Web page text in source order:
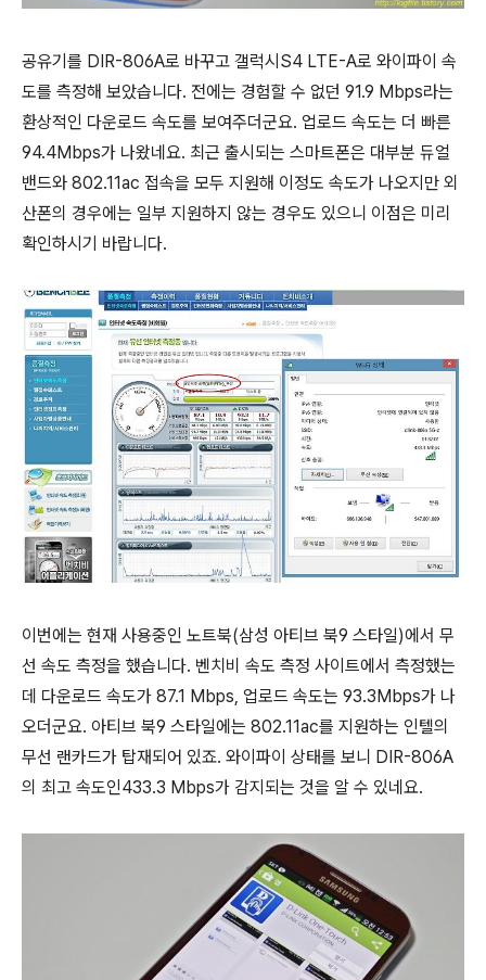
공유기를 DIR-806A로 바꾸고 갤럭시S4 LTE-A로 와이파이 속
도를 측정해 보았습니다. 전에는 경험할 수 없던 91.9 Mbps라는
환상적인 다운로드 속도를 보여주더군요. 업로드 속도는 더 빠른
94.4Mbps가 나왔네요. 최근 출시되는 스마트폰은 대부분 듀얼
밴드와 802.11ac 접속을 모두 지원해 이정도 속도가 나오지만 외
산폰의 경우에는 일부 지원하지 않는 경우도 있으니 이점은 미리
확인하시기 바랍니다.
이번에는 현재 사용중인 노트북(삼성 아티브 북9 스타일)에서 무
선 속도 측정을 했습니다. 벤치비 속도 측정 사이트에서 측정했는
데 다운로드 속도가 87.1 Mbps, 업로드 속도는 93.3Mbps가 나
오더군요. 아티브 북9 스타일에는 802.11ac를 지원하는 인텔의
무선 랜카드가 탑재되어 있죠. 와이파이 상태를 보니 DIR-806A
의 최고 속도인433.3 Mbps가 감지되는 것을 알 수 있네요.